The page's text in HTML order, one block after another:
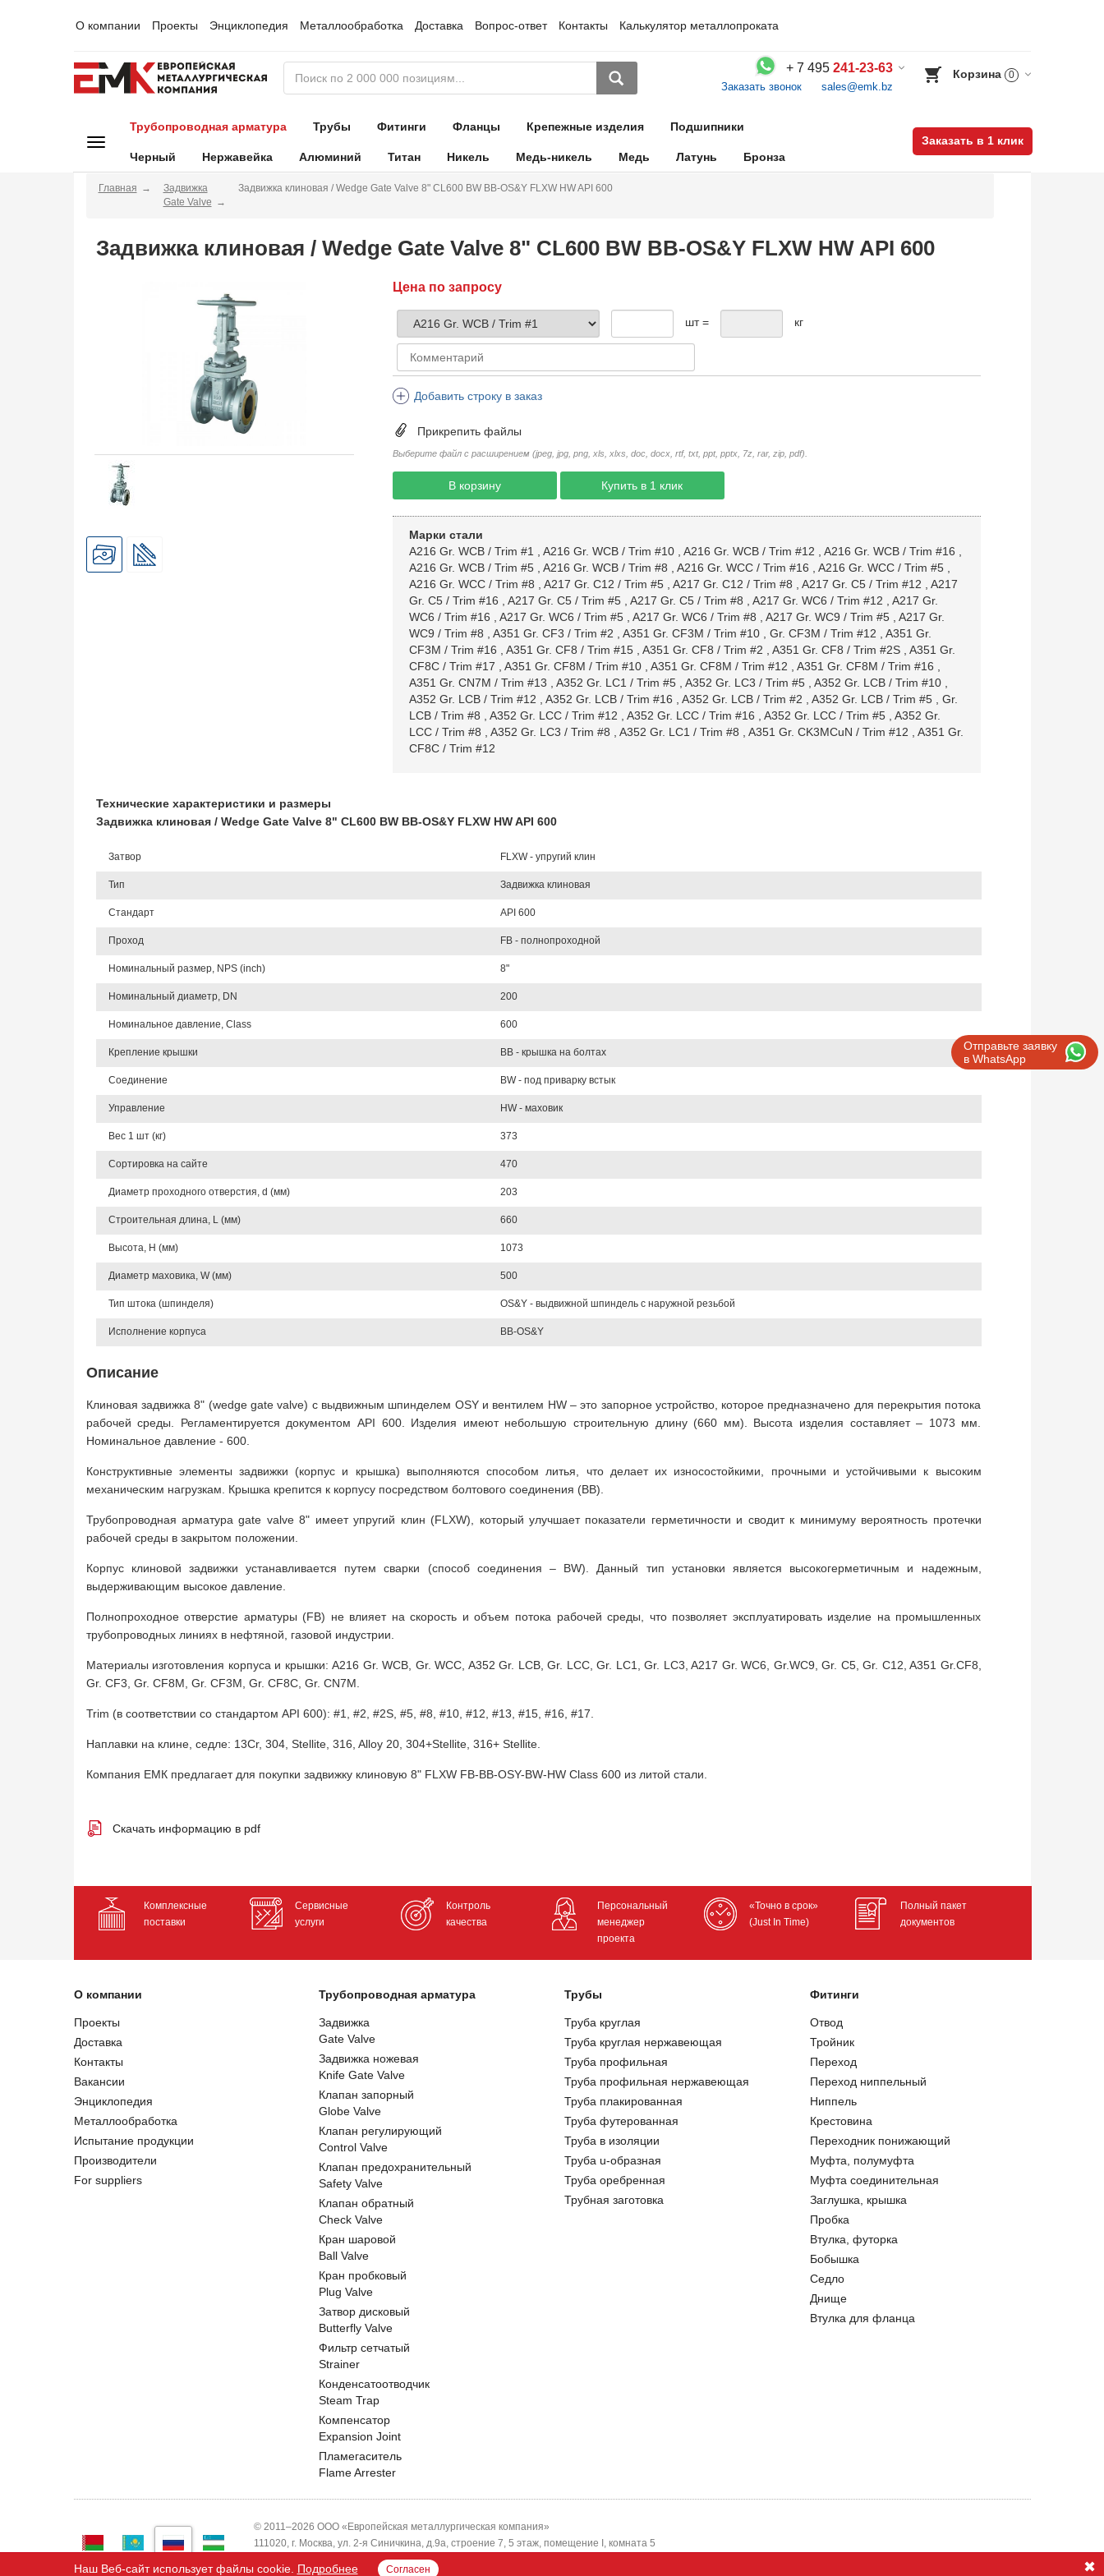
О компании Проекты Энциклопедия Металлообработка Доставка Вопрос-ответ Контакты Калькулятор металлопроката
+ 7 495 241-23-63
Заказать звонок sales@emk.bz
Корзина 0
Трубопроводная арматура Трубы Фитинги Фланцы Крепежные изделия Подшипники
Черный Нержавейка Алюминий Титан Никель Медь-никель Медь Латунь Бронза
Заказать в 1 клик
Отправьте заявку
в WhatsApp
Главная
Задвижка
Gate Valve
Задвижка клиновая / Wedge Gate Valve 8" CL600 BW BB-OS&Y FLXW HW API 600
Задвижка клиновая / Wedge Gate Valve 8" CL600 BW BB-OS&Y FLXW HW API 600
Цена по запросу
шт = кг
Добавить строку в заказ
Прикрепить файлы
Выберите файл с расширением (jpeg, jpg, png, xls, xlxs, doc, docx, rtf, txt, ppt, pptx, 7z, rar, zip, pdf).
В корзину Купить в 1 клик
Марки стали
A216 Gr. WCB / Trim #1
A216 Gr. WCB / Trim #10, A216 Gr. WCB / Trim #12 A216 Gr. WCB / Trim #16
A216 Gr. WCB / Trim #5, A216 Gr. WCB / Trim #8 A216 Gr. WCC / Trim #16 A216 Gr. WCC / Trim #5,
A216 Gr. WCC / Trim #8
A217 Gr. C12 / Trim #5, A217 Gr. C12 / Trim #8 A217 Gr. C5 / Trim #12
A217
Gr. C5 / Trim #16
A217 Gr. C5 / Trim #5, A217 Gr. C5 / Trim #8 A217 Gr. WC6 / Trim #12
A217 Gr.
WC6 / Trim #16
A217 Gr. WC6 / Trim #5, A217 Gr. WC6 / Trim #8 A217 Gr. WC9 / Trim #5, A217 Gr.
WC9 / Trim #8
A351 Gr. CF3 / Trim #2 A351 Gr. CF3M / Trim #10, Gr. CF3M / Trim #12
A351 Gr.
CF3M / Trim #16
A351 Gr. CF8 / Trim #15, A351 Gr. CF8 / Trim #2 A351 Gr. CF8 / Trim #2S, A351 Gr.
CF8C / Trim #17
A351 Gr. CF8M / Trim #10, A351 Gr. CF8M / Trim #12 A351 Gr. CF8M / Trim #16
A351 Gr. CN7M / Trim #13
A352 Gr. LC1 / Trim #5, A352 Gr. LC3 / Trim #5, A352 Gr. LCB / Trim #10,
A352 Gr. LCB / Trim #12
A352 Gr. LCB / Trim #16 A352 Gr. LCB / Trim #2 A352 Gr. LCB / Trim #5, Gr.
LCB / Trim #8
A352 Gr. LCC / Trim #12 A352 Gr. LCC / Trim #16 A352 Gr. LCC / Trim #5, A352 Gr.
LCC / Trim #8
A352 Gr. LC3 / Trim #8 A352 Gr. LC1 / Trim #8 A351 Gr. CK3MCuN / Trim #12
A351 Gr.
CF8C / Trim #12
Технические характеристики и размеры
Задвижка клиновая / Wedge Gate Valve 8" CL600 BW BB-OS&Y FLXW HW API 600
Затвор FLXW - упругий клин
Тип Задвижка клиновая
Стандарт API 600
Проход FB - полнопроходной
Номинальный размер, NPS (inch) 8"
Номинальный диаметр, DN 200
Номинальное давление, Class 600
Крепление крышки BB - крышка на болтах
Соединение BW - под приварку встык
Управление HW - маховик
Вес 1 шт (кг) 373
Сортировка на сайте 470
Диаметр проходного отверстия, d (мм) 203
Строительная длина, L (мм) 660
Высота, Н (мм) 1073
Диаметр маховика, W (мм) 500
Тип штока (шпинделя) OS&Y - выдвижной шпиндель с наружной резьбой
Исполнение корпуса BB-OS&Y
Описание
Клиновая задвижка 8" (wedge gate valve) с выдвижным шпинделем OSY и вентилем HW – это запорное устройство, которое предназначено для перекрытия потока
рабочей среды. Регламентируется документом API 600. Изделия имеют небольшую строительную длину (660 мм). Высота изделия составляет – 1073 мм.
Номинальное давление - 600.
Конструктивные элементы задвижки (корпус и крышка) выполняются способом литья, что делает их износостойкими, прочными и устойчивыми к высоким
механическим нагрузкам. Крышка крепится к корпусу посредством болтового соединения (BB).
Трубопроводная арматура gate valve 8" имеет упругий клин (FLXW), который улучшает показатели герметичности и сводит к минимуму вероятность протечки
рабочей среды в закрытом положении.
Корпус клиновой задвижки устанавливается путем сварки (способ соединения – BW). Данный тип установки является высокогерметичным и надежным,
выдерживающим высокое давление.
Полнопроходное отверстие арматуры (FB) не влияет на скорость и объем потока рабочей среды, что позволяет эксплуатировать изделие на промышленных
трубопроводных линиях в нефтяной, газовой индустрии.
Материалы изготовления корпуса и крышки: A216 Gr. WCB, Gr. WCC, A352 Gr. LCB, Gr. LCC, Gr. LC1, Gr. LC3, A217 Gr. WC6, Gr.WC9, Gr. C5, Gr. C12, A351 Gr.CF8,
Gr. CF3, Gr. CF8M, Gr. CF3M, Gr. CF8C, Gr. CN7M.
Trim (в соответствии со стандартом API 600): #1, #2, #2S, #5, #8, #10, #12, #13, #15, #16, #17.
Наплавки на клине, седле: 13Cr, 304, Stellite, 316, Alloy 20, 304+Stellite, 316+ Stellite.
Компания ЕМК предлагает для покупки задвижку клиновую 8" FLXW FB-BB-OSY-BW-HW Class 600 из литой стали.
Скачать информацию в pdf
Комплексные
поставки
Сервисные
услуги
Контроль
качества
Персональный
менеджер
проекта
«Точно в срок»
(Just In Time)
Полный пакет
документов
О компании
Проекты
Доставка
Контакты
Вакансии
Энциклопедия
Металлообработка
Испытание продукции
Производители
For suppliers
Трубопроводная арматура
Задвижка
Gate Valve
Задвижка ножевая
Knife Gate Valve
Клапан запорный
Globe Valve
Клапан регулирующий
Control Valve
Клапан предохранительный
Safety Valve
Клапан обратный
Check Valve
Кран шаровой
Ball Valve
Кран пробковый
Plug Valve
Затвор дисковый
Butterfly Valve
Фильтр сетчатый
Strainer
Конденсатоотводчик
Steam Trap
Компенсатор
Expansion Joint
Пламегаситель
Flame Arrester
Трубы
Труба круглая
Труба круглая нержавеющая
Труба профильная
Труба профильная нержавеющая
Труба плакированная
Труба футерованная
Труба в изоляции
Труба u-образная
Труба оребренная
Трубная заготовка
Фитинги
Отвод
Тройник
Переход
Переход ниппельный
Ниппель
Крестовина
Переходник понижающий
Муфта, полумуфта
Муфта соединительная
Заглушка, крышка
Пробка
Втулка, футорка
Бобышка
Седло
Днище
Втулка для фланца
© 2011–2026 ООО «Европейская металлургическая компания»
111020, г. Москва, ул. 2-я Синичкина, д.9а, строение 7, 5 этаж, помещение I, комната 5
ИНН 7743820503 ООО "ЕМК"
Наш Веб-сайт использует файлы cookie. Подробнее Согласен